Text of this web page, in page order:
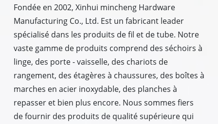
Fondée en 2002, Xinhui mincheng Hardware
Manufacturing Co., Ltd. Est un fabricant leader
spécialisé dans les produits de fil et de tube. Notre
vaste gamme de produits comprend des séchoirs à
linge, des porte - vaisselle, des chariots de
rangement, des étagères à chaussures, des boîtes à
marches en acier inoxydable, des planches à
repasser et bien plus encore. Nous sommes fiers
de fournir des produits de qualité supérieure qui